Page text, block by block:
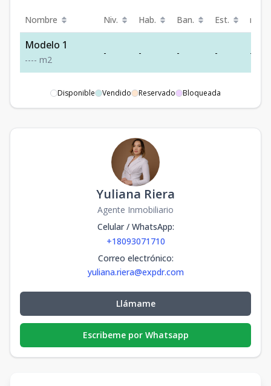
Nombre Niv. Hab. Ban. Est. m²
Modelo 1
---- m2
- - - - -
Disponible Vendido Reservado Bloqueada
Yuliana Riera
Agente Inmobiliario
Celular / WhatsApp:
+18093071710
Correo electrónico:
yuliana.riera@expdr.com
Llámame
Escribeme por Whatsapp